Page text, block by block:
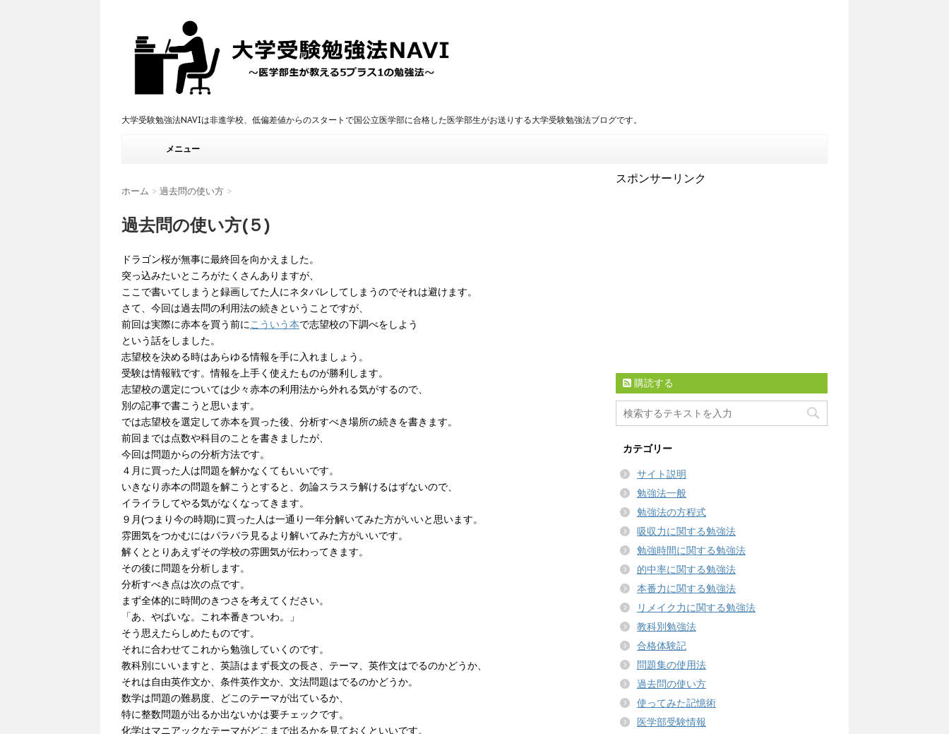
大学受験勉強法NAVIは非進学校、低偏差値からのスタートで国公立医学部に合格した医学部生がお送りする大学受験勉強法ブログです。
メニュー
ホーム > 過去問の使い方 >
過去問の使い方(５)
ドラゴン桜が無事に最終回を向かえました。
突っ込みたいところがたくさんありますが、
ここで書いてしまうと録画してた人にネタバレしてしまうのでそれは避けます。
さて、今回は過去問の利用法の続きということですが、
前回は実際に赤本を買う前にこういう本で志望校の下調べをしよう
という話をしました。
志望校を決める時はあらゆる情報を手に入れましょう。
受験は情報戦です。情報を上手く使えたものが勝利します。
志望校の選定については少々赤本の利用法から外れる気がするので、
別の記事で書こうと思います。
では志望校を選定して赤本を買った後、分析すべき場所の続きを書きます。
前回までは点数や科目のことを書きましたが、
今回は問題からの分析方法です。
４月に買った人は問題を解かなくてもいいです。
いきなり赤本の問題を解こうとすると、勿論スラスラ解けるはずないので、
イライラしてやる気がなくなってきます。
９月(つまり今の時期)に買った人は一通り一年分解いてみた方がいいと思います。
雰囲気をつかむにはパラパラ見るより解いてみた方がいいです。
解くととりあえずその学校の雰囲気が伝わってきます。
その後に問題を分析します。
分析すべき点は次の点です。
まず全体的に時間のきつさを考えてください。
「あ、やばいな。これ本番きついわ。」
そう思えたらしめたものです。
それに合わせてこれから勉強していくのです。
教科別にいいますと、英語はまず長文の長さ、テーマ、英作文はでるのかどうか、
それは自由英作文か、条件英作文か、文法問題はでるのかどうか。
数学は問題の難易度、どこのテーマが出ているか、
特に整数問題が出るか出ないかは要チェックです。
化学はマニアックなテーマがどこまで出るかを見ておくといいです。
スポンサーリンク
購読する
カテゴリー
サイト説明
勉強法一般
勉強法の方程式
吸収力に関する勉強法
勉強時間に関する勉強法
的中率に関する勉強法
本番力に関する勉強法
リメイク力に関する勉強法
教科別勉強法
合格体験記
問題集の使用法
過去問の使い方
使ってみた記憶術
医学部受験情報